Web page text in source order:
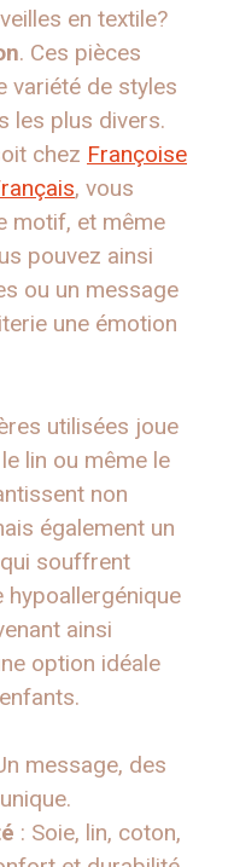
en textile?
. Ces pièces
variété de styles
les plus divers.
chez Françoise
, vous
motif, et même
pouvez ainsi
ou un message
une émotion
utilisées joue
lin ou même le
non
également un
souffrent
hypoallergénique
ainsi
option idéale
message, des
: Soie, lin, coton,